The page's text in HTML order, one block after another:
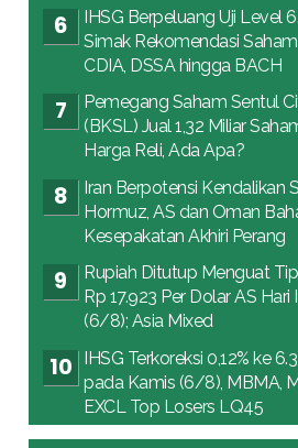
IHSG Berpeluang Uji Level
Simak Rekomendasi Saham
CDIA, DSSA hingga BACH
Pemegang Saham Sentul
(BKSL) Jual 1,32 Miliar
Harga Reli, Ada Apa?
Iran Berpotensi Kendalikan
Hormuz, AS dan Oman
Kesepakatan Akhiri Perang
Rupiah Ditutup Menguat
Rp 17.923 Per Dolar AS Hari
(6/8); Asia Mixed
IHSG Terkoreksi 0,12% ke
pada Kamis (6/8), MBMA,
EXCL Top Losers LQ45